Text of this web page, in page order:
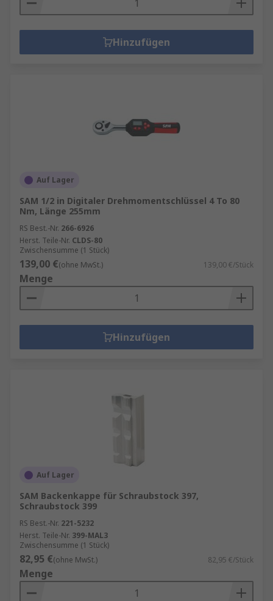
Hinzufügen
Auf Lager
SAM 1/2 in Digitaler Drehmomentschlüssel 4 To 80
Nm, Länge 255mm
RS Best.-Nr. 266-6926
Herst. Teile-Nr. CLDS-80
Zwischensumme (1 Stück)
139,00 €(ohne MwSt.) 139,00 €/Stück
Menge
Hinzufügen
Auf Lager
SAM Backenkappe für Schraubstock 397,
Schraubstock 399
RS Best.-Nr. 221-5232
Herst. Teile-Nr. 399-MAL3
Zwischensumme (1 Stück)
82,95 €(ohne MwSt.) 82,95 €/Stück
Menge